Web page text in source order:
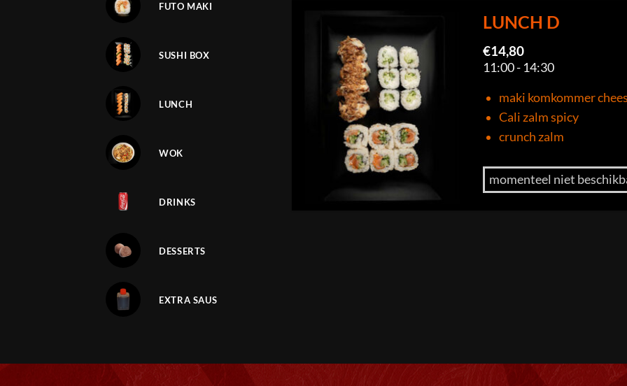
FUTO MAKI
SUSHI BOX
LUNCH
WOK
DRINKS
DESSERTS
EXTRA SAUS
LUNCH D
€14,80
11:00 - 14:30
maki komkommer
Cali zalm spicy
crunch zalm
momenteel niet